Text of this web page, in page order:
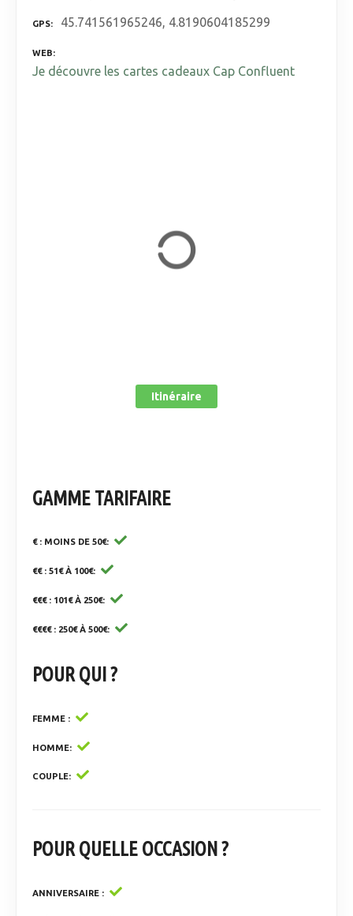
GPS 45.741561965246, 4.8190604185299
WEB
Je découvre les cartes cadeaux Cap Confluent
Itinéraire
GAMME TARIFAIRE
€ : MOINS DE 50€
€€ : 51€ À 100€
€€€ : 101€ À 250€
€€€€ : 250€ À 500€
POUR QUI ?
FEMME
HOMME
COUPLE
POUR QUELLE OCCASION ?
ANNIVERSAIRE